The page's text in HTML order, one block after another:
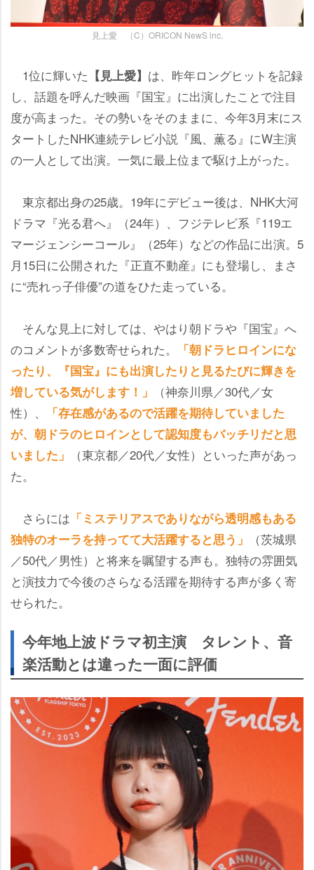
見上愛 （C）ORICON NewS inc.
1位に輝いた 【見上愛】 は、昨年ロングヒットを記録
し、話題を呼んだ映画『国宝』に出演したことで注目
度が高まった。その勢いをそのままに、今年3月末にス
タートしたNHK連続テレビ小説『風、薫る』にW主演
の一人として出演。一気に最上位まで駆け上がった。
東京都出身の25歳。19年にデビュー後は、NHK大河
ドラマ『光る君へ』（24年）、フジテレビ系『119エ
マージェンシーコール』（25年）などの作品に出演。5
月15日に公開された『正直不動産』にも登場し、まさ
に“売れっ子俳優”の道をひた走っている。
そんな見上に対しては、やはり朝ドラや『国宝』へ
のコメントが多数寄せられた。
「朝ドラヒロインにな
ったり、『国宝』にも出演したりと見るたびに輝きを
増している気がします！」
（神奈川県／30代／女
性）、
「存在感があるので活躍を期待していました
が、朝ドラのヒロインとして認知度もバッチリだと思
いました」
（東京都／20代／女性）といった声があっ
た。
さらには 「ミステリアスでありながら透明感もある
独特のオーラを持ってて大活躍すると思う」
（茨城県
／50代／男性）と将来を嘱望する声も。独特の雰囲気
と演技力で今後のさらなる活躍を期待する声が多く寄
せられた。
今年地上波ドラマ初主演 タレント、音
楽活動とは違った一面に評価